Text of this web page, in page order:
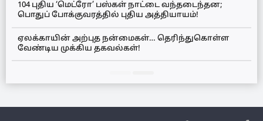
104 புதிய ‘மெட்ரோ’ பஸ்கள் நாட்டை வந்தடைந்தன;
பொதுப் போக்குவரத்தில் புதிய அத்தியாயம்!
ஏலக்காயின் அற்புத நன்மைகள்… தெரிந்துகொள்ள
வேண்டிய முக்கிய தகவல்கள்!